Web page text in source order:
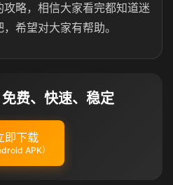
略，相信大家看完都知道迷
希望对大家有帮助。
费、快速、稳定
即下载
APK）